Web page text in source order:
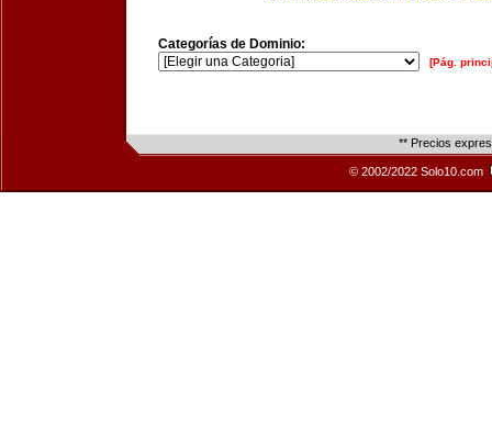
Categorías de Dominio:
[Pág.
** Precios
© 2002/2022 Solo10.com